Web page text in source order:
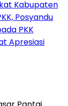
Kabupaten
Posyandu
PKK
Apresiasi